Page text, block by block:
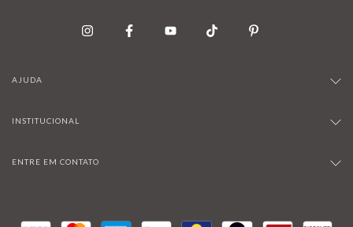
AJUDA
INSTITUCIONAL
ENTRE EM CONTATO